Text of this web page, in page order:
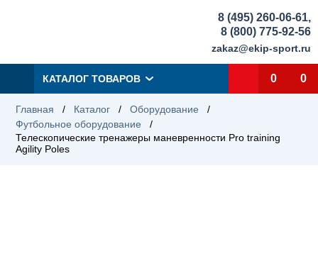
8 (495) 260-06-61,
8 (800) 775-92-56
zakaz@ekip-sport.ru
КАТАЛОГ ТОВАРОВ 0 0
Главная / Каталог / Оборудование
/
Футбольное оборудование
/
Телескопические тренажеры маневренности Pro training
Agility Poles